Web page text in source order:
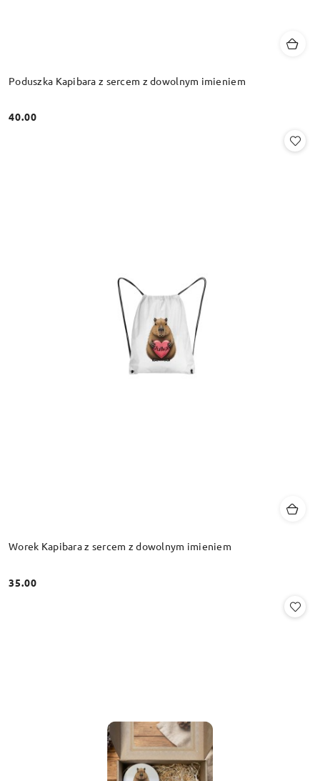
Poduszka Kapibara z sercem z dowolnym imieniem
Cena:
40.00
Worek Kapibara z sercem z dowolnym imieniem
Cena:
35.00